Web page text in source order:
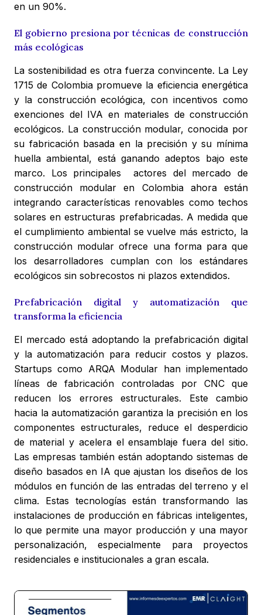
en un 90%.
El gobierno presiona por técnicas de construcción
más ecológicas
La sostenibilidad es otra fuerza convincente. La Ley
1715 de Colombia promueve la eficiencia energética
y la construcción ecológica, con incentivos como
exenciones del IVA en materiales de construcción
ecológicos. La construcción modular, conocida por
su fabricación basada en la precisión y su mínima
huella ambiental, está ganando adeptos bajo este
marco. Los principales actores del mercado de
construcción modular en Colombia ahora están
integrando características renovables como techos
solares en estructuras prefabricadas. A medida que
el cumplimiento ambiental se vuelve más estricto, la
construcción modular ofrece una forma para que
los desarrolladores cumplan con los estándares
ecológicos sin sobrecostos ni plazos extendidos.
Prefabricación digital y automatización que
transforma la eficiencia
El mercado está adoptando la prefabricación digital
y la automatización para reducir costos y plazos.
Startups como ARQA Modular han implementado
líneas de fabricación controladas por CNC que
reducen los errores estructurales. Este cambio
hacia la automatización garantiza la precisión en los
componentes estructurales, reduce el desperdicio
de material y acelera el ensamblaje fuera del sitio.
Las empresas también están adoptando sistemas de
diseño basados en IA que ajustan los diseños de los
módulos en función de las entradas del terreno y el
clima. Estas tecnologías están transformando las
instalaciones de producción en fábricas inteligentes,
lo que permite una mayor producción y una mayor
personalización, especialmente para proyectos
residenciales e institucionales a gran escala.